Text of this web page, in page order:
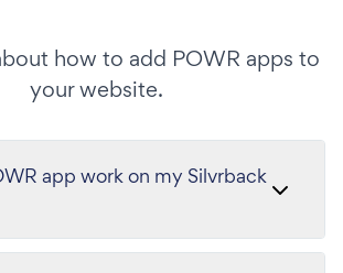
how to add POWR apps to
your website.
app work on my Silvrback